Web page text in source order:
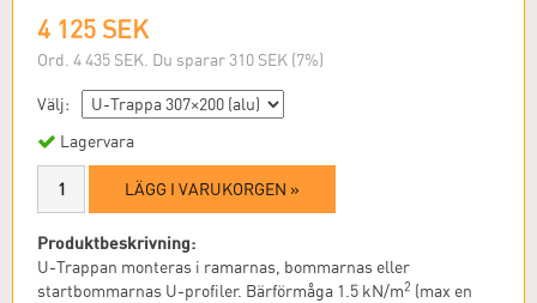
4 125 SEK
Ord. 4 435 SEK. Du sparar 310 SEK (7%)
Välj:
Lagervara
LÄGG I VARUKORGEN »
Produktbeskrivning:
U-Trappan monteras i ramarnas, bommarnas eller
startbommarnas U-profiler. Bärförmåga 1.5 kN/m2 (max en